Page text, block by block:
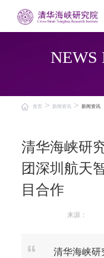
NEWS
首页 > 新闻资讯> 新闻资讯
清华海峡研
团深圳航天
目合作
来源：
清华海峡研